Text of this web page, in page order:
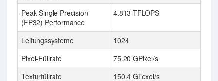
Peak Single Precision
(FP32) Performance
4.813 TFLOPS
Leitungssysteme
1024
Pixel-Füllrate
75.20 GPixel/s
Texturfüllrate
150.4 GTexel/s